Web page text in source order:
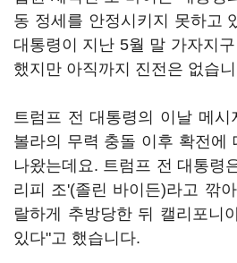
동 정세를 안정시키지 못하고
대통령이 지난 5월 말 가자지
했지만 아직까지 진전은 없습
트럼프 전 대통령의 이날 메시
볼라의 무력 충돌 이후 확전에
나왔는데요. 트럼프 전 대통령
리피 조'(졸린 바이든)라고 깎
랄하게 추방당한 뒤 캘리포니
있다"고 했습니다.